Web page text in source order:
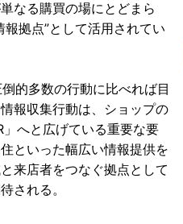
なる購買の場にとどまら
拠点”として活用されてい
的多数の行動に比べれば目
報収集行動は、ショップの
へと広げている重要な要
といった幅広い情報提供を
来店者をつなぐ拠点として
される。